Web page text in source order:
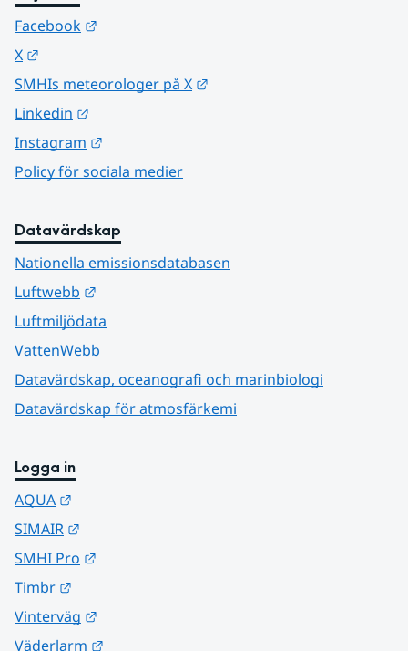
Facebook
X
SMHIs meteorologer på X
Linkedin
Instagram
Policy för sociala medier
Datavärdskap
Nationella emissionsdatabasen
Luftwebb
Luftmiljödata
VattenWebb
Datavärdskap, oceanografi och marinbiologi
Datavärdskap för atmosfärkemi
Logga in
AQUA
SIMAIR
SMHI Pro
Timbr
Vinterväg
Väderlarm